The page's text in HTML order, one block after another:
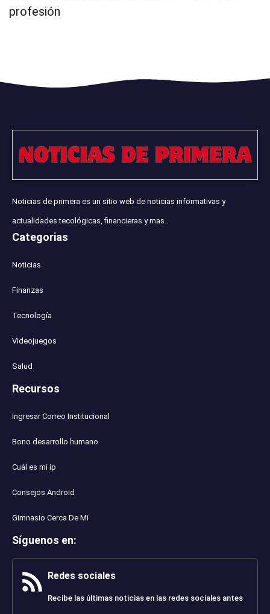
profesión
Noticias de primera es un sitio web de noticias informativas y
actualidades tecológicas, financieras y mas..
Categorias
Noticias
Finanzas
Tecnología
Videojuegos
Salud
Recursos
Ingresar Correo Institucional
Bono desarrollo humano
Cuál es mi ip
Consejos Android
Gimnasio Cerca De Mi
Síguenos en:
Redes sociales
Recibe las últimas noticias en las redes sociales antes